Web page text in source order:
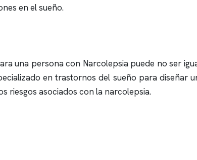
en el sueño.
una persona con Narcolepsia puede no ser
en trastornos del sueño para diseñar
riesgos asociados con la narcolepsia.